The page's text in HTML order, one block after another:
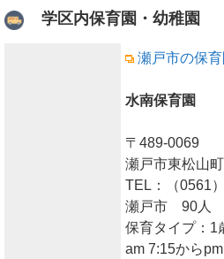
学区内保育園・幼稚園
瀬戸市の保
水南保育園
〒489-0069
瀬戸市東松山
TEL：（0561
瀬戸市 90人
保育タイプ：1
am 7:15から